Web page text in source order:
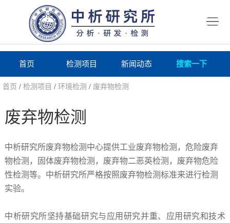
首页 检测项目 新闻动态 搜索一下
首页 / 检测项目 / 环境检测 / 废弃物检测
废弃物检测
中析研究所废弃物检测中心提供工业废弃物检测，危险废弃
物检测，固体废弃物检测，废弃物二恶英检测，废弃物危险
性检测等。中析研究所严格按照废弃物检测标准来进行检测
实验。
中析研究所坚持基础研究与应用研究并重、应用研究和技术
项
究
器
研
动
态
所
案
我
于
在